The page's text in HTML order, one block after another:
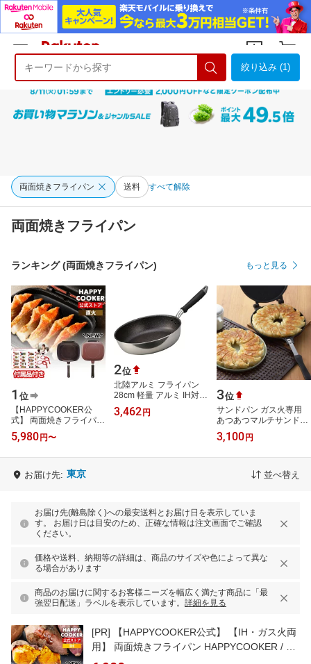
ようこそ 楽天市場へ ログイン
絞り込み (1)
両面焼きフライパン 送料 すべて解除
両面焼きフライパン
ランキング (両面焼きフライパン) もっと見る
1 位
【HAPPYCOOKER公
式】 両面焼きフライパン
【直火・ガス火】【楽天
1位】ハッピークッカー
5,980 円〜
2位
北陸アルミ フライパン
28cm 軽量 アルミ IH対応
日本製 深さ7cm 深い 深
型 底面が広い 軽い いろ
3,462円
3位
サンドパン ガス火専用
あつあつマルチサンドパ
ン 丸型 直径18cm フッ素
加工 （ ガス火対応 直火
3,100 円
お届け先: 東京 並べ替え
お届け先(離島除く)への最安送料とお届け日を表示していま
す。 お届け日は目安のため、正確な情報は注文画面でご確認
ください。
価格や送料、納期等の詳細は、商品のサイズや色によって異な
る場合があります
商品のお届けに関するお客様ニーズを幅広く満たす商品に「最
強翌日配送」ラベルを表示しています。 詳細を見る
[PR]
【HAPPYCOOKER公式】 【IH・ガス火両
用】 両面焼きフライパン HAPPYCOOKER / ＼
1台5役 フライ返し不要／ HAPPYCOOKER 両